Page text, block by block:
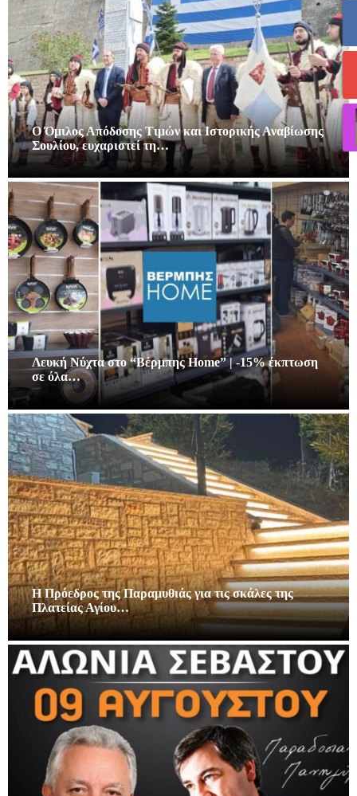
Ο Όμιλος Απόδοσης Τιμών και Ιστορικής Αναβίωσης
Σουλίου, ευχαριστεί τη…
Λευκή Νύχτα στο “Βέρμπης Home” | -15% έκπτωση
σε όλα…
Η Πρόεδρος της Παραμυθιάς για τις σκάλες της
Πλατείας Αγίου…